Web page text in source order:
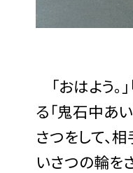
「おはよう
る「鬼石中あ
さつをして、
いさつの輪を